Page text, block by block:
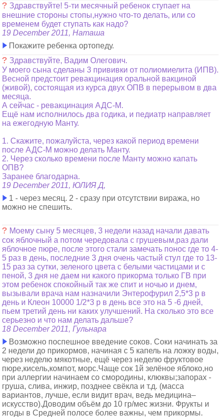
? Здравствуйте! 5-ти месячный ребенок ступает на
внешние стороны стопы,нужно что-то делать, или со
временем будет ступать как надо?
19 December 2011, Наташа
Покажите ребенка ортопеду.
? Здравствуйте, Вадим Олегович.
У моего сына сделаны 3 прививки от полиомиелита (ИПВ).
Весной предстоит ревакцинация оральной вакциной
(живой), состоящая из курса двух ОПВ в перерывом в два
месяца.
А сейчас - ревакцинация АДС-М.
Ещё нам исполнилось два годика, и педиатр направляет
на ежегодную Манту.
1. Скажите, пожалуйста, через какой период времени
после АДС-М можно делать Манту.
2. Через сколько времени после Манту можно капать
ОПВ?
Заранее благодарна.
19 December 2011, ЮЛИЯ Д,
1 - через месяц. 2 - сразу при отсутствии виража, но
можно не спешить.
? Моему сыну 5 месяцев, 3 недели назад начали давать
сок яблочный а потом чередовала с грушевым,раз дали
яблочное пюре, после этого стали замечать понос где то 4-
5 раз в день, последние 3 дня очень частый стул где то 13-
15 раз за сутки, зеленого цвета с белыми частицами и с
пеной, 3 дня не даем ни какого прикорма только ГВ при
этом ребенок спокойный так же спит и ночью и днем,
вызывали врача нам назначили Энтерофурил 2,5*3 р в
день и Клеон 10000 1/2*3 р в день все это на 5 -6 дней,
пьем третий день ни каких улучшений. На сколько это все
серьезно и что нам делать дальше?
18 December 2011, Гульнара
Возможно поспешное введение соков. Соки начинать за
2 недели до прикормов, начиная с 5 капель на ложку воды,
через неделю мякотные, ещё через неделю фруктовое
пюре,кисель,компот, морс.Чаще сок 1й зелёное яблоко,но
при аллергии начинаем со смородины, клюквы;запорах -
груша, слива, инжир, позднее свёкла и т.д. (масса
вариантов, лучше, если видит врач, ведь медицина–
искусство).Доводим объём до 10 гр/мес жизни. Фрукты и
ягоды в Средней полосе более важны, чем прикормы.